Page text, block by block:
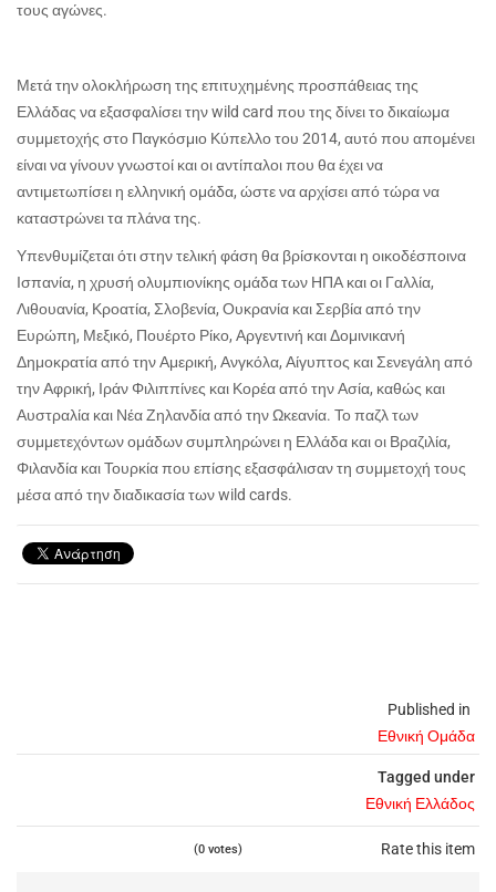
Published in
Εθνική Ομάδα
Tagged under
Εθνική Ελλάδος
Rate this item
(0 votes)
τους αγώνες.
Μετά την ολοκλήρωση της επιτυχημένης προσπάθειας της
Ελλάδας να εξασφαλίσει τηνwild card που της δίνει το δικαίωμα
συμμετοχής στο Παγκόσμιο Κύπελλο του 2014, αυτό που απομένει
είναι να γίνουν γνωστοί και οι αντίπαλοι που θα έχει να
αντιμετωπίσει η ελληνική ομάδα, ώστε να αρχίσει από τώρα να
καταστρώνει τα πλάνα της.
Υπενθυμίζεται ότι στην τελική φάση θα βρίσκονται η οικοδέσποινα
Ισπανία, η χρυσή ολυμπιονίκης ομάδα των ΗΠΑ και οι Γαλλία,
Λιθουανία, Κροατία, Σλοβενία, Ουκρανία και Σερβία από την
Ευρώπη, Μεξικό, Πουέρτο Ρίκο, Αργεντινή και Δομινικανή
Δημοκρατία από την Αμερική, Ανγκόλα, Αίγυπτος και Σενεγάλη από
την Αφρική, Ιράν Φιλιππίνες και Κορέα από την Ασία, καθώς και
Αυστραλία και Νέα Ζηλανδία από την Ωκεανία. Το παζλ των
συμμετεχόντων ομάδων συμπληρώνει η Ελλάδα και οι Βραζιλία,
Φιλανδία και Τουρκία που επίσης εξασφάλισαν τη συμμετοχή τους
μέσα από την διαδικασία τωνwild cards.